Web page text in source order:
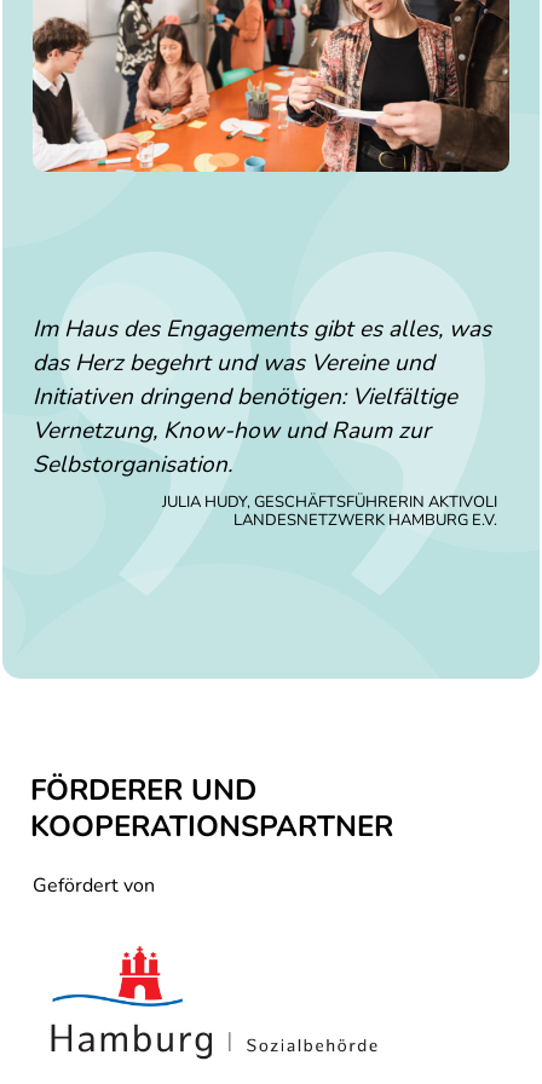
Im Haus des Engagements gibt es alles, was
das Herz begehrt und was Vereine und
Initiativen dringend benötigen: Vielfältige
Vernetzung, Know-how und Raum zur
Selbstorganisation.
JULIA HUDY, GESCHÄFTSFÜHRERIN AKTIVOLI
LANDESNETZWERK HAMBURG E.V.
FÖRDERER UND
KOOPERATIONSPARTNER
Gefördert von